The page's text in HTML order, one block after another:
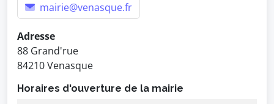
mairie@venasque.fr
Adresse
88 Grand'rue
84210 Venasque
Horaires d'ouverture de la mairie